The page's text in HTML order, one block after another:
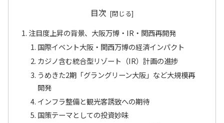
目次
注目度上昇の背景、大阪万博・IR・関西再開発
国際イベント大阪・関西万博の経済インパクト
カジノ含む統合型リゾート（IR）計画の進捗
うめきた2期「グラングリーン大阪」など大規模再
開発
インフラ整備と観光客誘致への期待
国策テーマとしての投資妙味